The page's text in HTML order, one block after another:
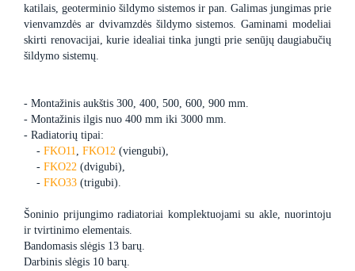
katilais, geoterminio šildymo sistemos ir pan. Galimas jungimas prie
vienvamzdės ar dvivamzdės šildymo sistemos. Gaminami modeliai
skirti renovacijai, kurie idealiai tinka jungti prie senūjų daugiabučių
šildymo sistemų.
- Montažinis aukštis 300, 400, 500, 600, 900 mm.
- Montažinis ilgis nuo 400 mm iki 3000 mm.
- Radiatorių tipai:
- FKO11, FKO12 (viengubi),
- FKO22 (dvigubi),
- FKO33 (trigubi).
Šoninio prijungimo radiatoriai komplektuojami su akle, nuorintoju
ir tvirtinimo elementais.
Bandomasis slėgis 13 barų.
Darbinis slėgis 10 barų.